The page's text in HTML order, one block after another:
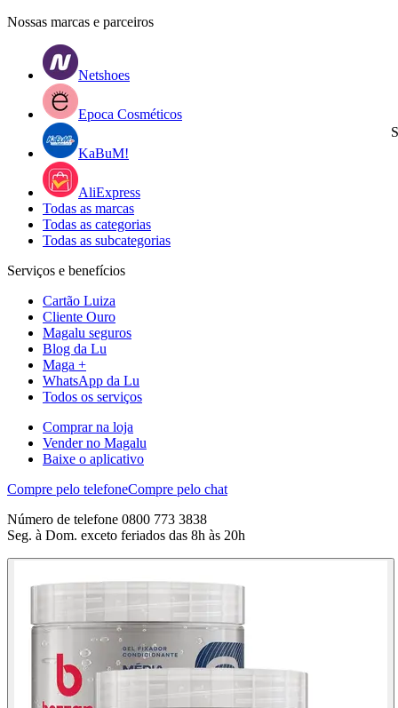
Nossas marcas e parceiros
Netshoes
Epoca Cosméticos
KaBuM!
AliExpress
Todas as marcas
Todas as categorias
Todas as subcategorias
Serviços e benefícios
Cartão Luiza
Cliente Ouro
Magalu seguros
Blog da Lu
Maga +
WhatsApp da Lu
Todos os serviços
Comprar na loja
Vender no Magalu
Baixe o aplicativo
Compre pelo telefoneCompre pelo chat
Número de telefone 0800 773 3838
Seg. à Dom. exceto feriados das 8h às 20h